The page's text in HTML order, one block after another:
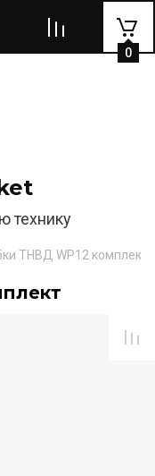
технику
0
ТНВД WP12 комплект